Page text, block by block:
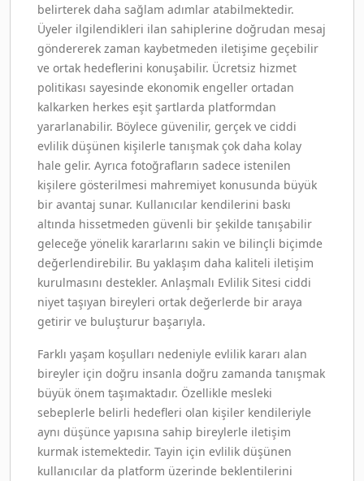
belirterek daha sağlam adımlar atabilmektedir.
Üyeler ilgilendikleri ilan sahiplerine doğrudan mesaj
göndererek zaman kaybetmeden iletişime geçebilir
ve ortak hedeflerini konuşabilir. Ücretsiz hizmet
politikası sayesinde ekonomik engeller ortadan
kalkarken herkes eşit şartlarda platformdan
yararlanabilir. Böylece güvenilir, gerçek ve ciddi
evlilik düşünen kişilerle tanışmak çok daha kolay
hale gelir. Ayrıca fotoğrafların sadece istenilen
kişilere gösterilmesi mahremiyet konusunda büyük
bir avantaj sunar. Kullanıcılar kendilerini baskı
altında hissetmeden güvenli bir şekilde tanışabilir
geleceğe yönelik kararlarını sakin ve bilinçli biçimde
değerlendirebilir. Bu yaklaşım daha kaliteli iletişim
kurulmasını destekler. Anlaşmalı Evlilik Sitesi ciddi
niyet taşıyan bireyleri ortak değerlerde bir araya
getirir ve buluşturur başarıyla.
Farklı yaşam koşulları nedeniyle evlilik kararı alan
bireyler için doğru insanla doğru zamanda tanışmak
büyük önem taşımaktadır. Özellikle mesleki
sebeplerle belirli hedefleri olan kişiler kendileriyle
aynı düşünce yapısına sahip bireylerle iletişim
kurmak istemektedir. Tayin için evlilik düşünen
kullanıcılar da platform üzerinde beklentilerini